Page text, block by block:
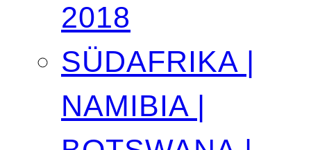
2018
SÜDAFRIKA |
NAMIBIA |